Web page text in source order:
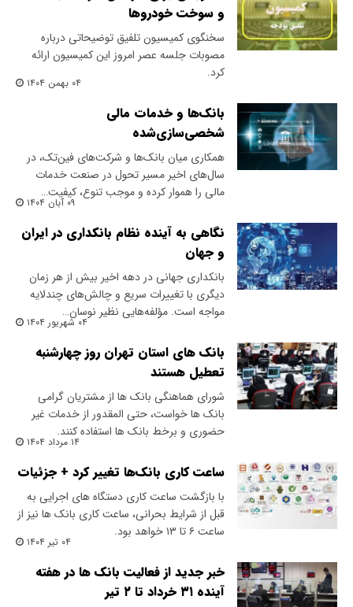
و سوخت خودروها
سخنگوی کمیسیون تلفیق توضیحاتی درباره
مصوبات جلسه عصر امروز این کمیسیون ارائه
کرد.
۰۴ بهمن ۱۴۰۴
بانک‌ها و خدمات مالی
شخصی‌سازی‌شده
همکاری میان بانک‌ها و شرکت‌های فین‌تک، در
سال‌های اخیر‌ مسیر تحول در صنعت خدمات
مالی را هموار کرده و موجب تنوع، کیفیت…
۰۹ آبان ۱۴۰۴
نگاهی به آینده نظام بانکداری در ایران
و جهان
بانکداری جهانی در دهه اخیر بیش از هر زمان
دیگری با تغییرات سریع و چالش‌های چندلایه
مواجه است. مؤلفه‌هایی نظیر نوسان…
۰۴ شهریور ۱۴۰۴
بانک های استان تهران روز چهارشنبه
تعطیل هستند
شورای هماهنگی بانک ها از مشتریان گرامی
بانک ها خواست، حتی المقدور از خدمات غیر
حضوری و برخط بانک ها استفاده کنند.
۱۴ مرداد ۱۴۰۴
ساعت کاری بانک‌ها تغییر کرد + جزئیات
با بازگشت ساعت کاری دستگاه های اجرایی به
قبل از شرایط بحرانی، ساعت کاری بانک ها نیز از
ساعت ۶ تا ۱۳ خواهد بود.
۰۴ تیر ۱۴۰۴
خبر جدید از فعالیت بانک ها در هفته
آینده ۳۱ خرداد تا ۲ تیر